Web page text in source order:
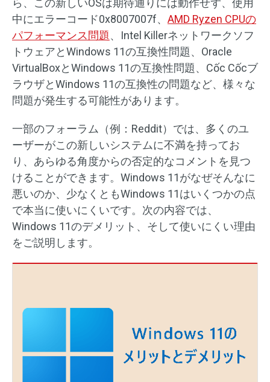
ら、この新しいOSは期待通りには動作せず、使用
中にエラーコード0x8007007f、 AMD Ryzen CPUの
パフォーマンス問題、Intel Killerネットワークソフ
トウェアとWindows 11の互換性問題、Oracle
VirtualBoxとWindows 11の互換性問題、Cốc Cốcブ
ラウザとWindows 11の互換性の問題など、様々な
問題が発生する可能性があります。
一部のフォーラム（例：Reddit）では、多くのユ
ーザーがこの新しいシステムに不満を持ってお
り、あらゆる角度からの否定的なコメントを見つ
けることができます。Windows 11がなぜそんなに
悪いのか、少なくともWindows 11はいくつかの点
で本当に使いにくいです。次の内容では、
Windows 11のデメリット、そして使いにくい理由
をご説明します。